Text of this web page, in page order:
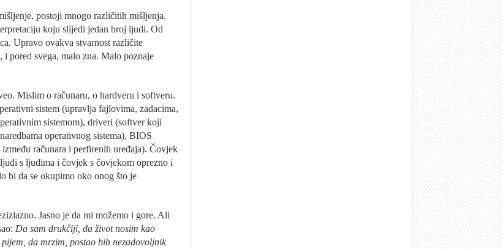
postoji mnogo različitih mišljenja.
koju slijedi jedan broj ljudi. Od
Upravo ovakva stvarnost različite
pored svega, malo zna. Malo poznaje
Mislim o računaru, o hardveru i softveru.
sistem (upravlja fajlovima, zadacima,
sistemom), driveri (softver koji
operativnog sistema), BIOS
računara i perfirenih uređaja). Čovjek
s ljudima i čovjek s čovjekom oprezno i
bi da se okupimo oko onog što je
Jasno je da mi možemo i gore. Ali
Da sam drukčiji, da život nosim kao
da mrzim, postao bih nezadovoljnik